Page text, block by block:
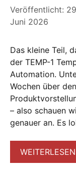
Veröffentlicht:
Juni 2026
Das kleine Teil,
der TEMP-1
Automation.
Wochen über
– also schauen
genauer an. Es